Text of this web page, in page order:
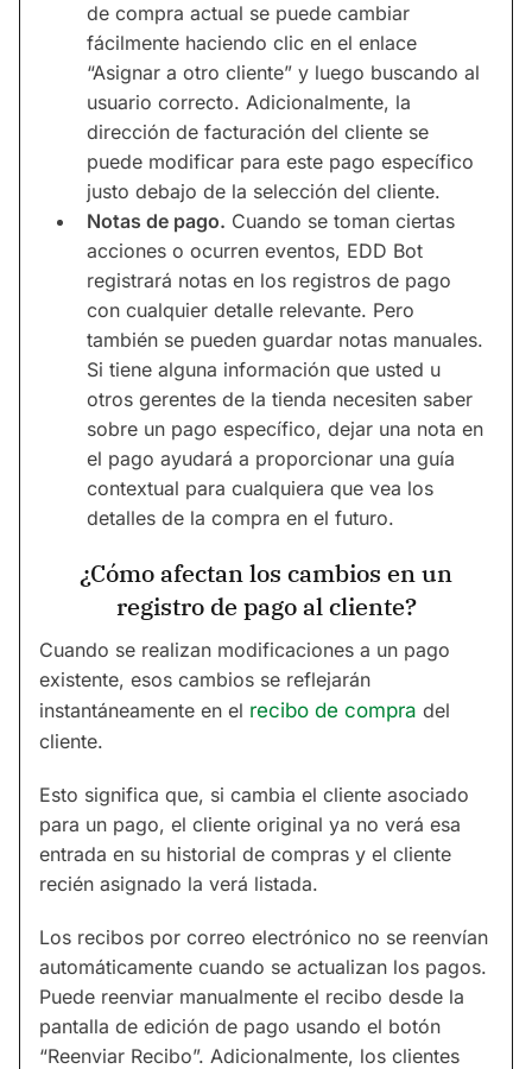
de compra actual se puede cambiar
fácilmente haciendo clic en el enlace
“Asignar a otro cliente” y luego buscando al
usuario correcto. Adicionalmente, la
dirección de facturación del cliente se
puede modificar para este pago específico
justo debajo de la selección del cliente.
Notas de pago. Cuando se toman ciertas
acciones o ocurren eventos, EDD Bot
registrará notas en los registros de pago
con cualquier detalle relevante. Pero
también se pueden guardar notas manuales.
Si tiene alguna información que usted u
otros gerentes de la tienda necesiten saber
sobre un pago específico, dejar una nota en
el pago ayudará a proporcionar una guía
contextual para cualquiera que vea los
detalles de la compra en el futuro.
¿Cómo afectan los cambios en un
registro de pago al cliente?
Cuando se realizan modificaciones a un pago
existente, esos cambios se reflejarán
instantáneamente en el recibo de compra del
cliente.
Esto significa que, si cambia el cliente asociado
para un pago, el cliente original ya no verá esa
entrada en su historial de compras y el cliente
recién asignado la verá listada.
Los recibos por correo electrónico no se reenvían
automáticamente cuando se actualizan los pagos.
Puede reenviar manualmente el recibo desde la
pantalla de edición de pago usando el botón
“Reenviar Recibo”. Adicionalmente, los clientes